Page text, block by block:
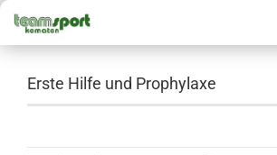
Erste Hilfe und Prophylaxe